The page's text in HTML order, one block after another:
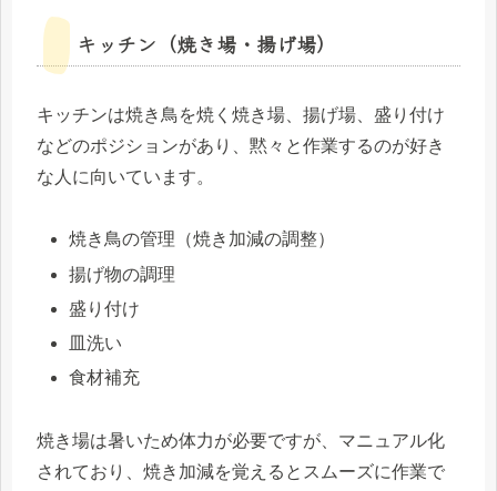
キッチン（焼き場・揚げ場）
キッチンは焼き鳥を焼く焼き場、揚げ場、盛り付け
などのポジションがあり、黙々と作業するのが好き
な人に向いています。
焼き鳥の管理（焼き加減の調整）
揚げ物の調理
盛り付け
皿洗い
食材補充
焼き場は暑いため体力が必要ですが、マニュアル化
されており、焼き加減を覚えるとスムーズに作業で